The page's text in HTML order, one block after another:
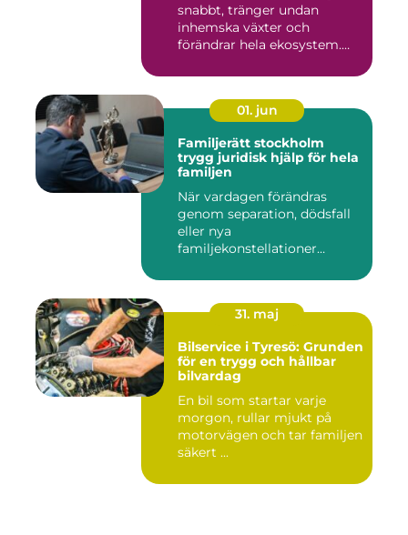
snabbt, tränger undan
inhemska växter och
förändrar hela ekosystem.
01. jun
Familjerätt stockholm
trygg juridisk hjälp för hela
familjen
När vardagen förändras
genom separation, dödsfall
eller nya
familjekonstellationer
31. maj
Bilservice i Tyresö: Grunden
för en trygg och hållbar
bilvardag
En bil som startar varje
morgon, rullar mjukt på
motorvägen och tar familjen
säkert ...